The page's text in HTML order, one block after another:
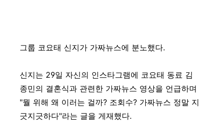
그룹 코요태 신지가 가짜뉴스에 분노했다.
신지는 29일 자신의 인스타그램에 코요태 동료 김
종민의 결혼식과 관련한 가짜뉴스 영상을 언급하며
"뭘 위해 왜 이러는 걸까? 조회수? 가짜뉴스 정말 지
긋지긋하다"라는 글을 게재했다.